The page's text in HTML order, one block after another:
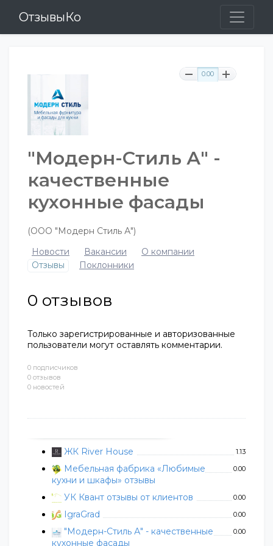
ОтзывыКо
0 подписчиков
0 отзывов
0 новостей
ЖК River House 1.13
Мебельная фабрика «Любимые
кухни и шкафы» отзывы
0.00
УК Квант отзывы от клиентов 0.00
IgraGrad 0.00
"Модерн-Стиль А" - качественные
кухонные фасады
0.00
0.00
"Модерн-Стиль А" -
качественные
кухонные фасады
(ООО "Модерн Стиль А")
Новости
Вакансии
О компании
Отзывы
Поклонники
0 отзывов
Только зарегистрированные и авторизованные
пользователи могут оставлять комментарии.